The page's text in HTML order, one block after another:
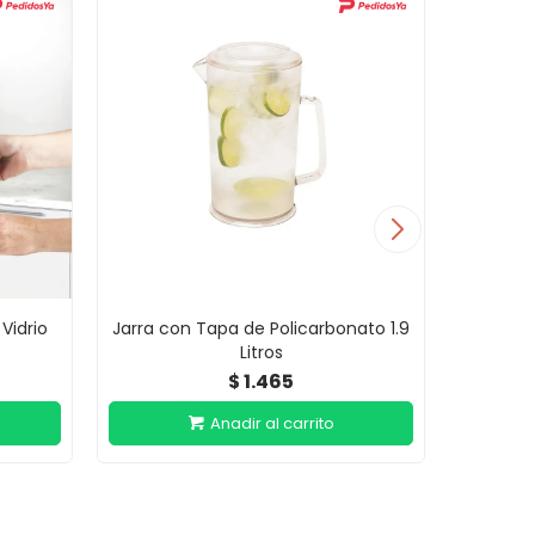
Jarra con Tapa de Policarbonato 1.9
Litros
$1.465